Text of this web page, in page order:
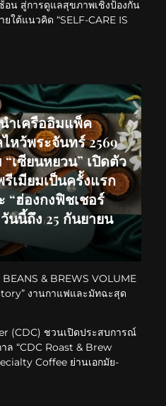
น สู่การดูแลสุขภาพเชิงป้องกัน
ใต้แนวคิด “SELF-CARE IS
ำเครืออิมแพ็ค
หว้พระจันทร์ 2569
เซียนหยวน” เปิดตัว
เมียมเป็นครั้งแรก
“ฮ่องกงฟิชเชอร์
นนี้ถึง 25 กันยายน
BEANS & BREWS VOLUME
งานกาแฟและมัทฉะสุด
(CDC) ชวนเปิดประสบการณ์
ล “CDC Roast & Brew
Coffee ย่านเอกมัย-